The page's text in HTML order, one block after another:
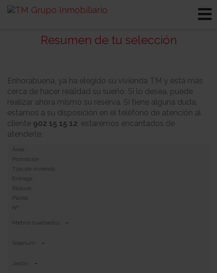
Resumen de tu selección
Enhorabuena, ya ha elegido su vivienda TM y está más
cerca de hacer realidad su sueño. Si lo desea, puede
realizar ahora mismo su reserva. Si tiene alguna duda,
estamos a su disposición en el teléfono de atención al
cliente 902 15 15 12, estaremos encantados de
atenderle.
Área:
Promoción:
Tipo de vivienda:
Entrega:
Bloque:
Planta:
Nº:
Metros cuadrados: -
Solarium: -
Jardin: -